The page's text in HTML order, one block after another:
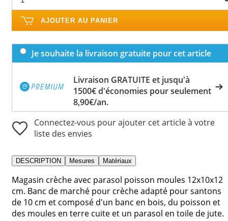
AJOUTER AU PANIER
Je souhaite la livraison gratuite pour cet article
Livraison GRATUITE et jusqu'à
1500€ d'économies pour seulement
8,90€/an.
Connectez-vous pour ajouter cet article à votre
liste des envies
DESCRIPTION Mesures Matériaux
Magasin crèche avec parasol poisson moules 12x10x12
cm. Banc de marché pour crèche adapté pour santons
de 10 cm et composé d'un banc en bois, du poisson et
des moules en terre cuite et un parasol en toile de jute.